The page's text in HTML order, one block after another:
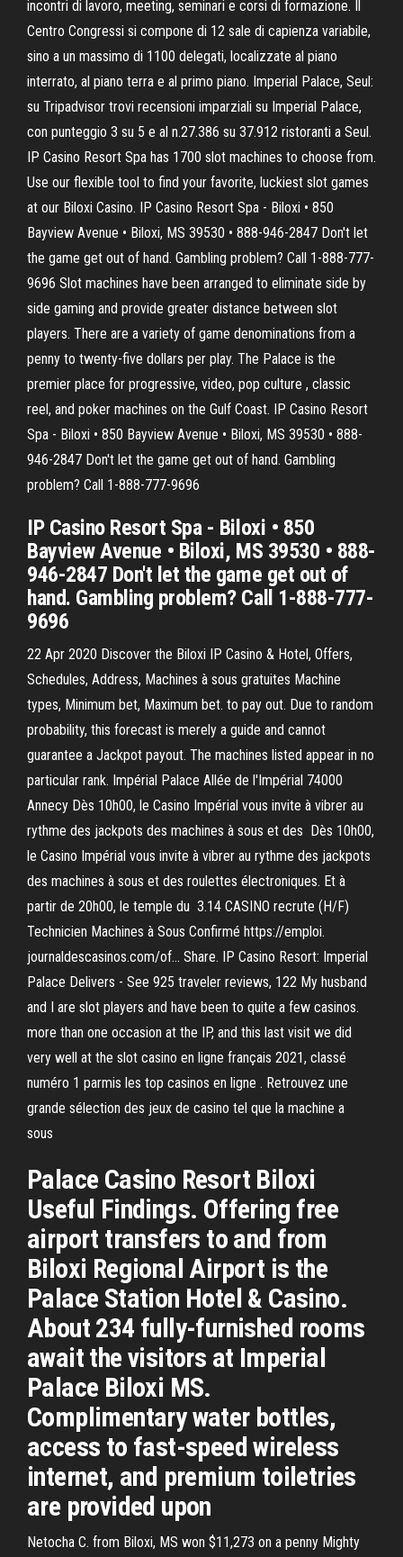
incontri di lavoro, meeting, seminari e corsi di formazione. Il
Centro Congressi si compone di 12 sale di capienza variabile,
sino a un massimo di 1100 delegati, localizzate al piano
interrato, al piano terra e al primo piano. Imperial Palace, Seul:
su Tripadvisor trovi recensioni imparziali su Imperial Palace,
con punteggio 3 su 5 e al n.27.386 su 37.912 ristoranti a Seul.
IP Casino Resort Spa has 1700 slot machines to choose from.
Use our flexible tool to find your favorite, luckiest slot games
at our Biloxi Casino. IP Casino Resort Spa - Biloxi • 850
Bayview Avenue • Biloxi, MS 39530 • 888-946-2847 Don't let
the game get out of hand. Gambling problem? Call 1-888-777-
9696 Slot machines have been arranged to eliminate side by
side gaming and provide greater distance between slot
players. There are a variety of game denominations from a
penny to twenty-five dollars per play. The Palace is the
premier place for progressive, video, pop culture , classic
reel, and poker machines on the Gulf Coast. IP Casino Resort
Spa - Biloxi • 850 Bayview Avenue • Biloxi, MS 39530 • 888-
946-2847 Don't let the game get out of hand. Gambling
problem? Call 1-888-777-9696
IP Casino Resort Spa - Biloxi • 850
Bayview Avenue • Biloxi, MS 39530 • 888-
946-2847 Don't let the game get out of
hand. Gambling problem? Call 1-888-777-
9696
22 Apr 2020 Discover the Biloxi IP Casino & Hotel, Offers,
Schedules, Address, Machines à sous gratuites Machine
types, Minimum bet, Maximum bet. to pay out. Due to random
probability, this forecast is merely a guide and cannot
guarantee a Jackpot payout. The machines listed appear in no
particular rank. Impérial Palace Allée de l'Impérial 74000
Annecy Dès 10h00, le Casino Impérial vous invite à vibrer au
rythme des jackpots des machines à sous et des Dès 10h00,
le Casino Impérial vous invite à vibrer au rythme des jackpots
des machines à sous et des roulettes électroniques. Et à
partir de 20h00, le temple du 3.14 CASINO recrute (H/F)
Technicien Machines à Sous Confirmé https://emploi.
journaldescasinos.com/of… Share. IP Casino Resort: Imperial
Palace Delivers - See 925 traveler reviews, 122 My husband
and I are slot players and have been to quite a few casinos.
more than one occasion at the IP, and this last visit we did
very well at the slot casino en ligne français 2021, classé
numéro 1 parmis les top casinos en ligne . Retrouvez une
grande sélection des jeux de casino tel que la machine a
sous
Palace Casino Resort Biloxi
Useful Findings. Offering free
airport transfers to and from
Biloxi Regional Airport is the
Palace Station Hotel & Casino.
About 234 fully-furnished rooms
await the visitors at Imperial
Palace Biloxi MS.
Complimentary water bottles,
access to fast-speed wireless
internet, and premium toiletries
are provided upon
Netocha C. from Biloxi, MS won $11,273 on a penny Mighty